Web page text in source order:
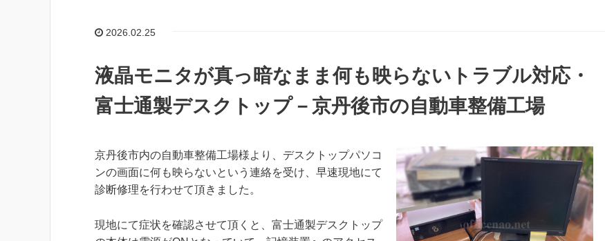
2026.02.25
液晶モニタが真っ暗なまま何も映らないトラブル対応・
富士通製デスクトップ－京丹後市の自動車整備工場
京丹後市内の自動車整備工場様より、デスクトップパソコ
ンの画面に何も映らないという連絡を受け、早速現地にて
診断修理を行わせて頂きました。
現地にて症状を確認させて頂くと、富士通製デスクトップ